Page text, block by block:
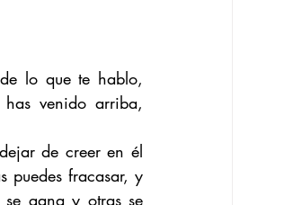
lo que te hablo,
venido arriba,
de creer en él
puedes fracasar, y
gana y otras se